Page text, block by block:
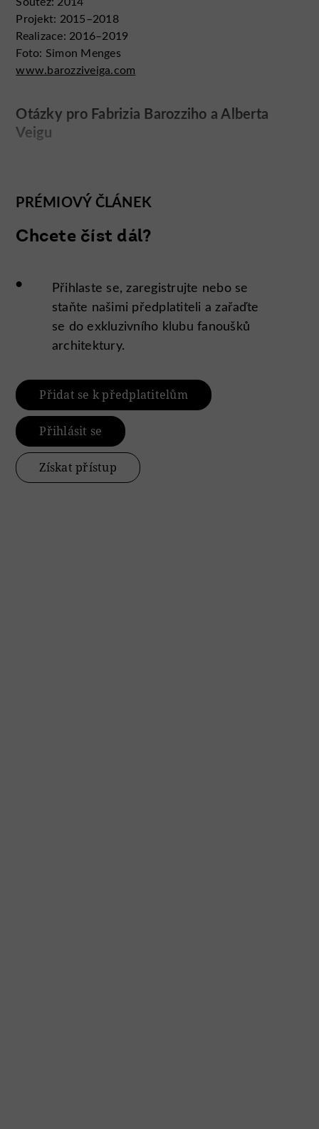
Projekt: 2015–2018
Realizace: 2016–2019
Foto: Simon Menges
www.barozziveiga.com
Otázky pro Fabrizia Barozziho a Alberta
Veigu
silné estetiky a siluety domu. Jak se vám s ním
Při navrhování každého z našich projektů se snažíme
PRÉMIOVÝ ČLÁNEK
Chcete číst dál?
•
Přihlaste se, zaregistrujte nebo se
staňte našimi předplatiteli a zařaďte
se do exkluzivního klubu fanoušků
architektury.
Přidat se k předplatitelům
Přihlásit se
Získat přístup